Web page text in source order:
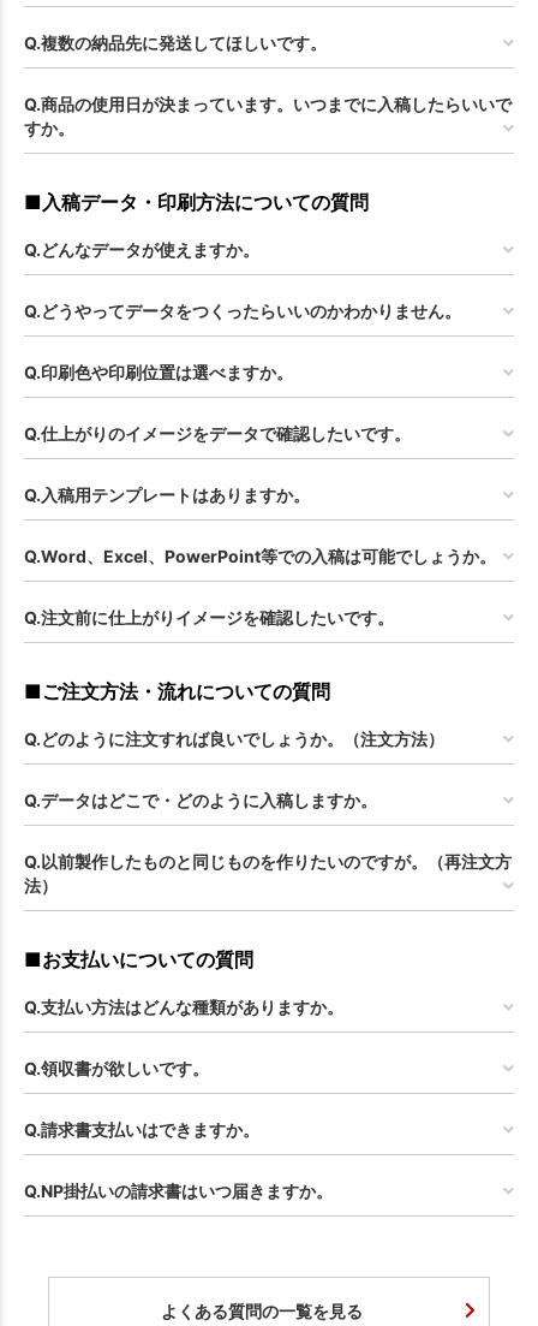
Q.複数の納品先に発送してほしいです。
Q.商品の使用日が決まっています。いつまでに入稿したらいいで
すか。
■入稿データ・印刷方法についての質問
Q.どんなデータが使えますか。
Q.どうやってデータをつくったらいいのかわかりません。
Q.印刷色や印刷位置は選べますか。
Q.仕上がりのイメージをデータで確認したいです。
Q.入稿用テンプレートはありますか。
Q.Word、Excel、PowerPoint等での入稿は可能でしょうか。
Q.注文前に仕上がりイメージを確認したいです。
■ご注文方法・流れについての質問
Q.どのように注文すれば良いでしょうか。（注文方法）
Q.データはどこで・どのように入稿しますか。
Q.以前製作したものと同じものを作りたいのですが。（再注文方
法）
■お支払いについての質問
Q.支払い方法はどんな種類がありますか。
Q.領収書が欲しいです。
Q.請求書支払いはできますか。
Q.NP掛払いの請求書はいつ届きますか。
よくある質問の一覧を見る